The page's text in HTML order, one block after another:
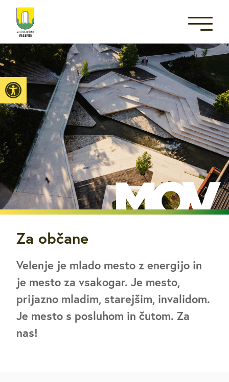
Open toolbar
Za občane
Velenje je mlado mesto z energijo in
je mesto za vsakogar. Je mesto,
prijazno mladim, starejšim, invalidom.
Je mesto s posluhom in čutom. Za
nas!